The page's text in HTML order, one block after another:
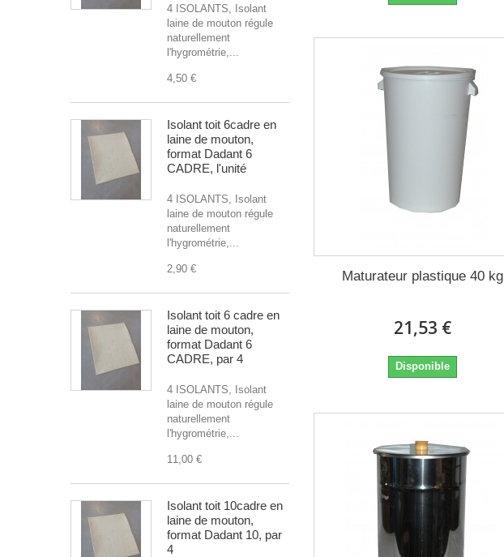
4 ISOLANTS, Isolant
laine de mouton régule
naturellement
l'hygrométrie,...
4,50 €
Isolant toit 6cadre en
laine de mouton,
format Dadant 6
CADRE, l'unité
4 ISOLANTS, Isolant
laine de mouton régule
naturellement
l'hygrométrie,...
2,90 €
Isolant toit 6 cadre en
laine de mouton,
format Dadant 6
CADRE, par 4
4 ISOLANTS, Isolant
laine de mouton régule
naturellement
l'hygrométrie,...
11,00 €
Isolant toit 10cadre en
laine de mouton,
format Dadant 10, par
4
Maturateur plastique 40 kg
21,53 €
Disponible